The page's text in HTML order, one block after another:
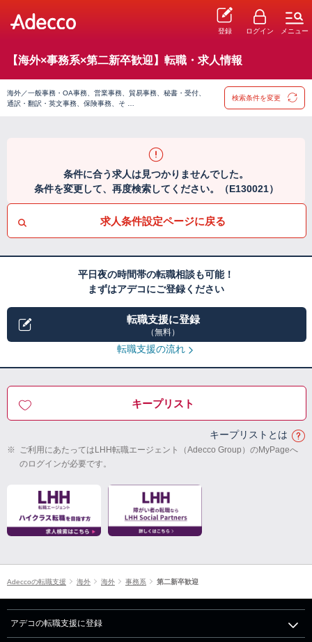
登録 ログイン メニュー
【海外×事務系×第二新卒歓迎】転職・求人情報
海外／一般事務・OA事務、営業事務、貿易事務、秘書・受付、
通訳・翻訳・英文事務、保険事務、そ …
検索条件を変更
条件に合う求人は見つかりませんでした。
条件を変更して、再度検索してください。（E130021）
求人条件設定ページに戻る
平日夜の時間帯の転職相談も可能！
まずはアデコにご登録ください
転職支援に登録
（無料）
転職支援の流れ
キープリスト
キープリストとは
※ ご利用にあたってはLHH転職エージェント（Adecco Group）のMyPageへ
のログインが必要です。
Adeccoの転職支援 海外 海外 事務系 第二新卒歓迎
アデコの転職支援に登録